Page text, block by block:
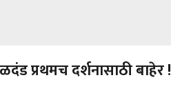
प्रथमच दर्शनासाठी बाहेर !